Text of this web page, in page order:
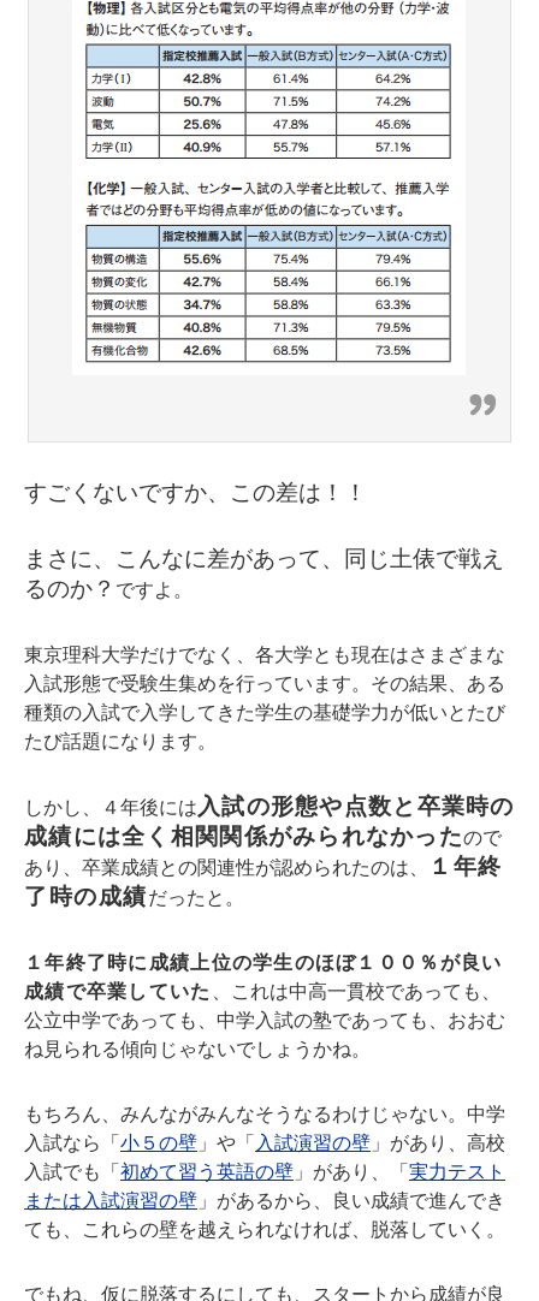
すごくないですか、この差は！！
まさに、こんなに差があって、同じ土俵で戦え
るのか？ ですよ。
東京理科大学だけでなく、各大学とも現在はさまざまな
入試形態で受験生集めを行っています。その結果、ある
種類の入試で入学してきた学生の基礎学力が低いとたび
たび話題になります。
しかし、４年後には 入試の形態や点数と卒業時の
成績には全く相関関係がみられなかったので
あり、卒業成績との関連性が認められたのは、
１年終
了時の成績だったと。
１年終了時に成績上位の学生のほぼ１００％が良い
成績で卒業していた
、これは中高一貫校であっても、
公立中学であっても、中学入試の塾であっても、おおむ
ね見られる傾向じゃないでしょうかね。
もちろん、みんながみんなそうなるわけじゃない。中学
入試なら「 小５の壁 」や「 入試演習の壁 」があり、高校
入試でも「 初めて習う英語の壁 」があり、「 実力テスト
または入試演習の壁 」があるから、良い成績で進んでき
ても、これらの壁を越えられなければ、脱落していく。
でもね、仮に脱落するにしても、スタートから成績が良